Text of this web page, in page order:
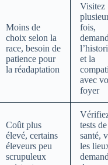
Moins de
choix selon la
race, besoin de
patience pour
la réadaptation
Visitez
fois,
et la
avec
foyer
Coût plus
élevé, certains
éleveurs peu
scrupuleux
tests de
santé,
les